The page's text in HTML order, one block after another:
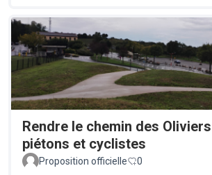
Rendre le chemin des
piétons et cyclistes
Proposition officielle 0